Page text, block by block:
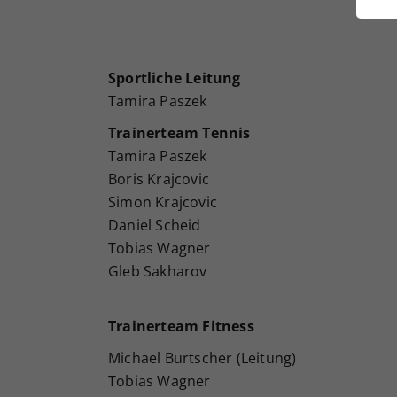
Sportliche Leitung
Tamira Paszek
Trainerteam Tennis
Tamira Paszek
Boris Krajcovic
Simon Krajcovic
Daniel Scheid
Tobias Wagner
Gleb Sakharov
Trainerteam Fitness
Michael Burtscher (Leitung)
Tobias Wagner